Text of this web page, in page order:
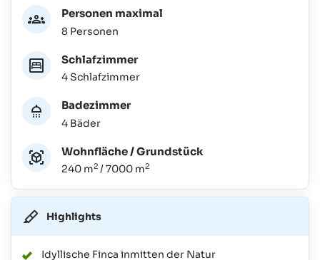
Personen maximal
8 Personen
Schlafzimmer
4 Schlafzimmer
Badezimmer
4 Bäder
Wohnfläche / Grundstück
240 m2 / 7000 m2
Highlights
Idyllische Finca inmitten der Natur